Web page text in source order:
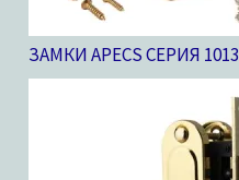
ЗАМКИ APECS СЕРИЯ 1013